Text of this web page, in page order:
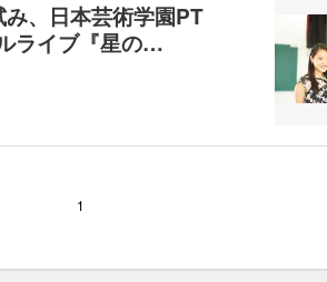
、日本芸術学園PT
ライブ『星の…
1